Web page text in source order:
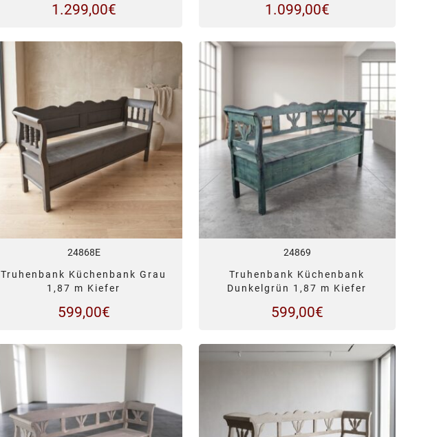
1.299,00€ 1.099,00€
24868E
Truhenbank Küchenbank Grau
1,87 m Kiefer
599,00€
24869
Truhenbank Küchenbank
Dunkelgrün 1,87 m Kiefer
599,00€